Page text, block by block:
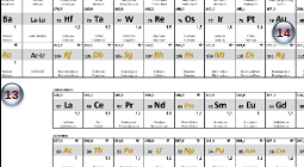
13
14